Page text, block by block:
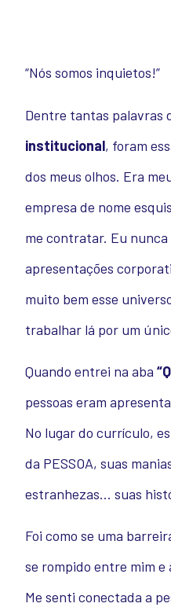
“Nós somos inquietos!”
Dentre tantas palavras
institucional, foram
dos meus olhos. Era
empresa de nome
me contratar. Eu
apresentações
muito bem esse
trabalhar lá por um
Quando entrei na aba
pessoas eram
No lugar do currículo,
da PESSOA, suas
estranhezas… suas
Foi como se uma
se rompido entre mim e
Me senti conectada a